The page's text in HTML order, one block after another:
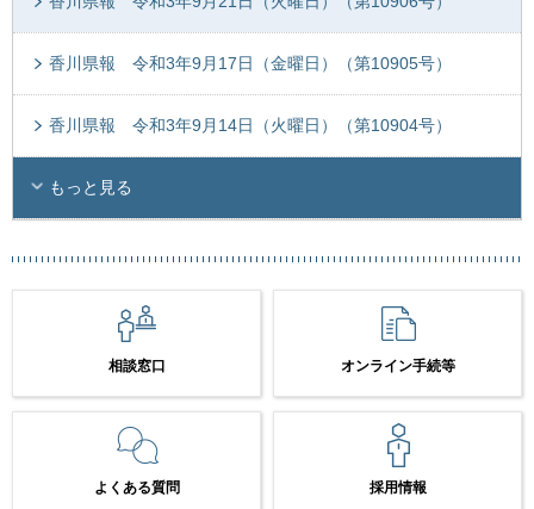
香川県報 令和3年9月17日（金曜日）（第10905号）
香川県報 令和3年9月14日（火曜日）（第10904号）
もっと見る
相談窓口 オンライン手続等
よくある質問 採用情報